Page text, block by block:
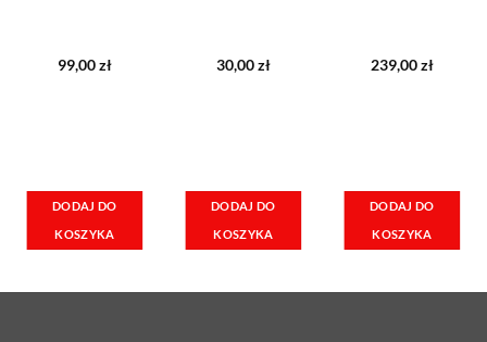
99,00zł
DODAJ DO
KOSZYKA
30,00zł
DODAJ DO
KOSZYKA
239,00zł
DODAJ DO
KOSZYKA